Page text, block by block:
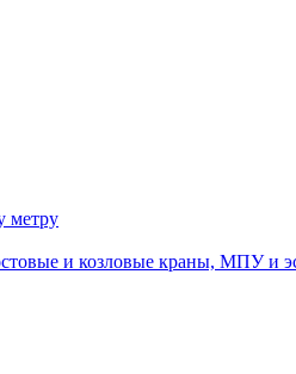
метру
и козловые краны, МПУ и